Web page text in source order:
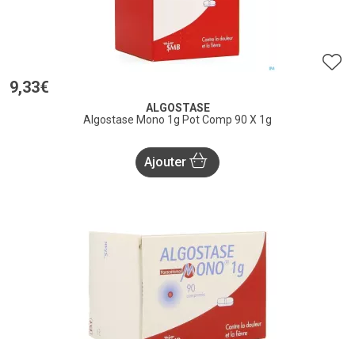
9,33€
ALGOSTASE
Algostase Mono 1g Pot Comp 90 X 1g
Ajouter